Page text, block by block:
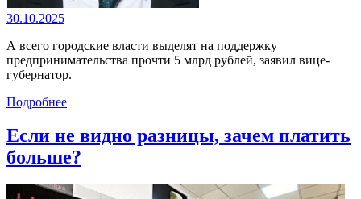
30.10.2025
А всего городские власти выделят на поддержку
предпринимательства прочти 5 млрд рублей, заявил вице-
губернатор.
Подробнее
Если не видно разницы, зачем платить
больше?